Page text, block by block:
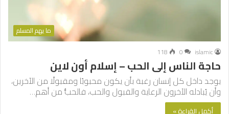
ما يهم المسلم
islamic
0
118
حاجة الناس إلى الحب – إسلام أون لاين
يوجد داخل كل إنسان رغبة بأن يكون محبوبًا ومقبولًا من الآخرين،
وأن يُبادله الآخرون الرعاية والقبول والحب، فالحبُّ من أهم…
أكمل القراءة »